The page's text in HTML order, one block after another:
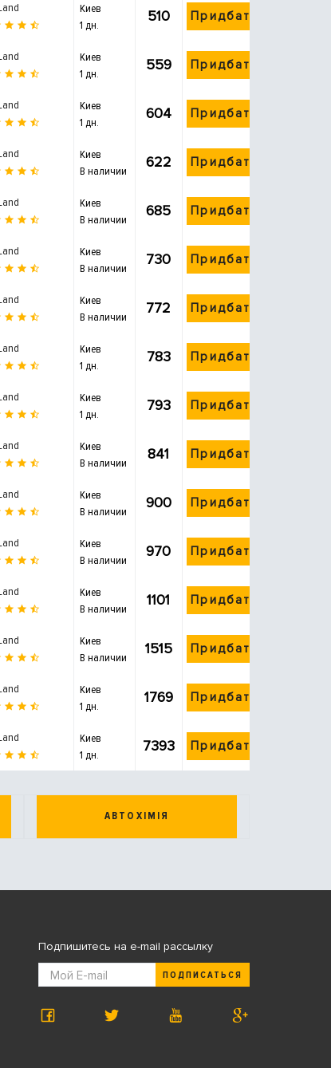
Киев
1 дн.
510 Придбати
Киев
1 дн.
559 Придбати
Киев
1 дн.
604 Придбати
Киев
В наличии
622 Придбати
Киев
В наличии
685 Придбати
Киев
В наличии
730 Придбати
Киев
В наличии
772 Придбати
Киев
1 дн.
783 Придбати
Киев
1 дн.
793 Придбати
Киев
В наличии
841 Придбати
Киев
В наличии
900 Придбати
Киев
В наличии
970 Придбати
Киев
В наличии
1101 Придбати
Киев
В наличии
1515 Придбати
Киев
1 дн.
1769 Придбати
Киев
1 дн.
7393 Придбати
АВТОХІМІЯ
Подпишитесь на e-mail рассылку
ПОДПИСАТЬСЯ